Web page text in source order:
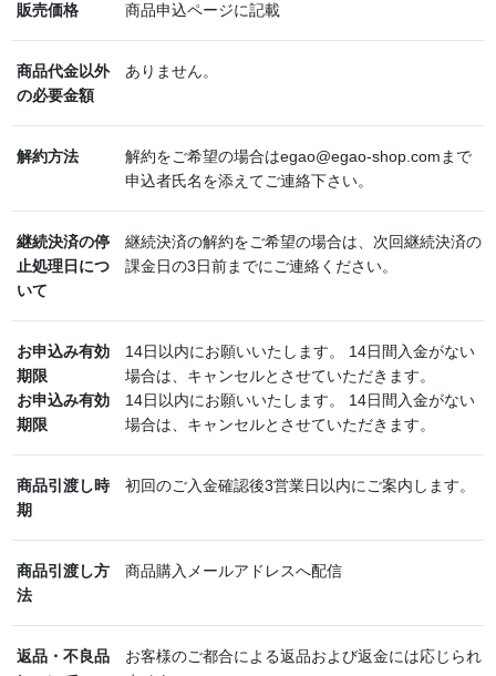
販売価格 商品申込ページに記載
商品代金以外
の必要金額
ありません。
解約方法
解約をご希望の場合はegao@egao-shop.comまで
申込者氏名を添えてご連絡下さい。
継続決済の停
止処理日につ
いて
継続決済の解約をご希望の場合は、次回継続決済の
課金日の3日前までにご連絡ください。
お申込み有効
期限
14日以内にお願いいたします。 14日間入金がない
場合は、キャンセルとさせていただきます。
お申込み有効
期限
14日以内にお願いいたします。 14日間入金がない
場合は、キャンセルとさせていただきます。
商品引渡し時
期
初回のご入金確認後3営業日以内にご案内します。
商品引渡し方
法
商品購入メールアドレスへ配信
返品・不良品
お客様のご都合による返品および返金には応じられ